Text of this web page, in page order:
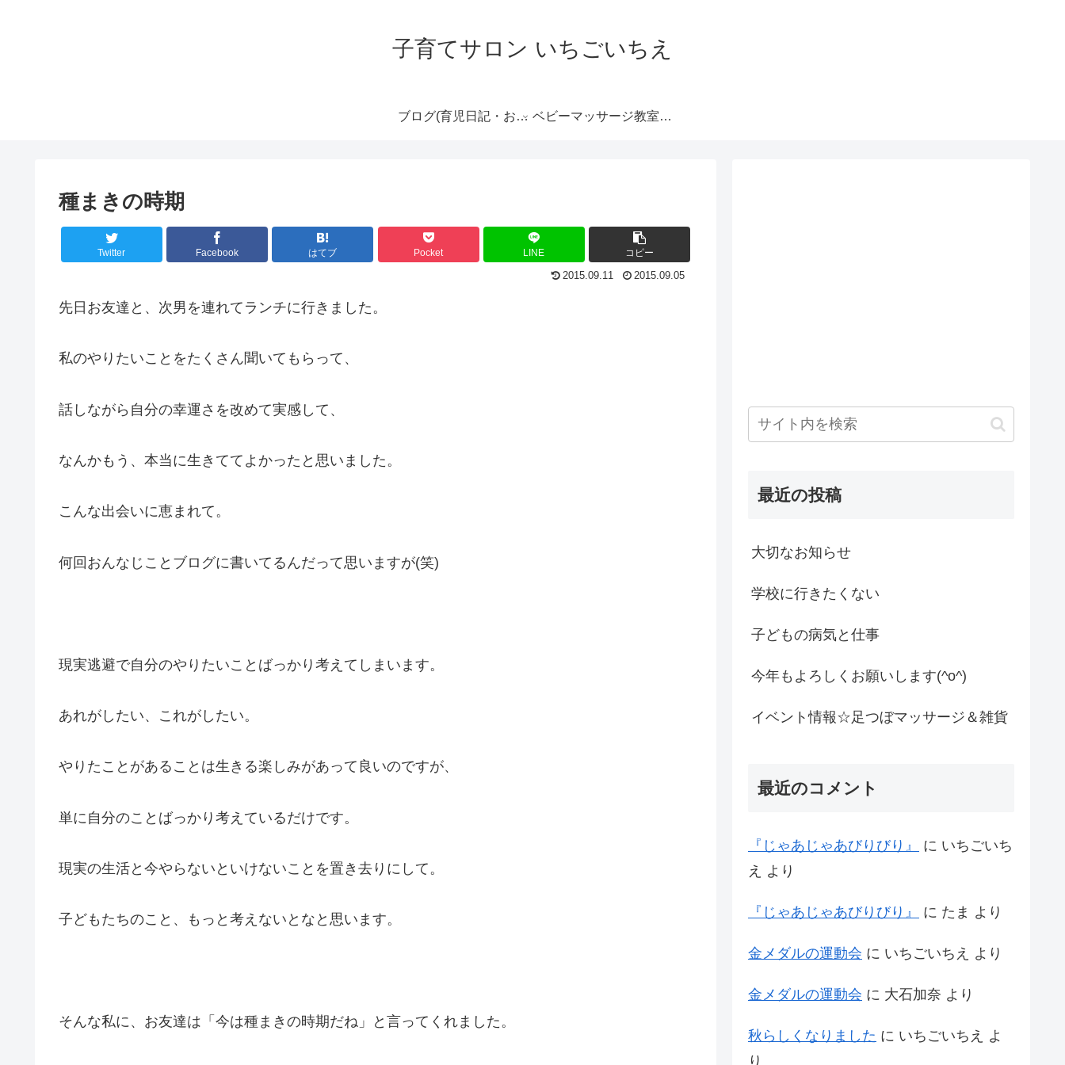
子育てサロン いちごいちえ
ブログ(育児日記・おす ベビーマッサージ教室の
種まきの時期
Twitter Facebook はてブ Pocket LINE コピー
2015.09.11 2015.09.05
先日お友達と、次男を連れてランチに行きました。
私のやりたいことをたくさん聞いてもらって、
話しながら自分の幸運さを改めて実感して、
なんかもう、本当に生きててよかったと思いました。
こんな出会いに恵まれて。
何回おんなじことブログに書いてるんだって思いますが(笑)
現実逃避で自分のやりたいことばっかり考えてしまいます。
あれがしたい、これがしたい。
やりたことがあることは生きる楽しみがあって良いのですが、
単に自分のことばっかり考えているだけです。
現実の生活と今やらないといけないことを置き去りにして。
子どもたちのこと、もっと考えないとなと思います。
そんな私に、お友達は「今は種まきの時期だね」と言ってくれました。
最近の投稿
大切なお知らせ
学校に行きたくない
子どもの病気と仕事
今年もよろしくお願いします(^o^)
イベント情報☆足つぼマッサージ＆雑貨
最近のコメント
『じゃあじゃあびりびり』 に いちごいち
え
より
『じゃあじゃあびりびり』 に たま より
金メダルの運動会 に いちごいちえ より
金メダルの運動会 に 大石加奈 より
秋らしくなりました に いちごいちえ
よ
り